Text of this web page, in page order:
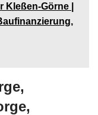
Görne |